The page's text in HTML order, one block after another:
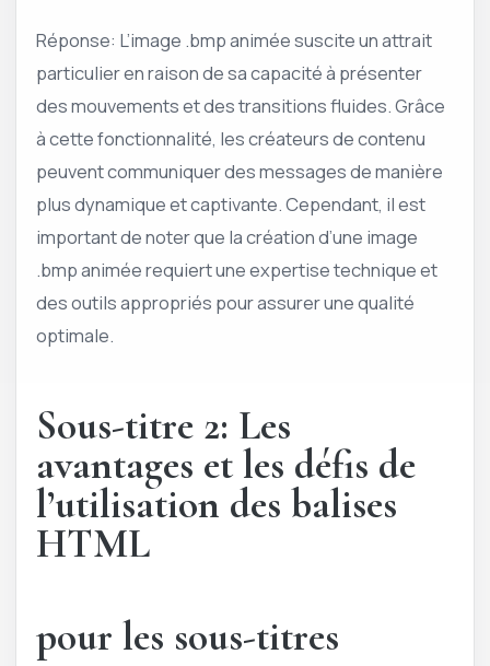
Réponse: L’image .bmp animée suscite un attrait
particulier en raison de sa capacité à présenter
des mouvements et des transitions fluides. Grâce
à cette fonctionnalité, les créateurs de contenu
peuvent communiquer des messages de manière
plus dynamique et captivante. Cependant, il est
important de noter que la création d’une image
.bmp animée requiert une expertise technique et
des outils appropriés pour assurer une qualité
optimale.
Sous-titre 2: Les
avantages et les défis de
l’utilisation des balises
HTML
pour les sous-titres